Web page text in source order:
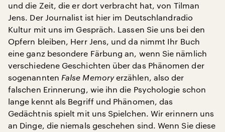
und die Zeit, die er dort verbracht hat, von Tilman
Jens. Der Journalist ist hier im Deutschlandradio
Kultur mit uns im Gespräch. Lassen Sie uns bei den
Opfern bleiben, Herr Jens, und da nimmt Ihr Buch
eine ganz besondere Färbung an, wenn Sie nämlich
verschiedene Geschichten über das Phänomen der
sogenannten False Memoryerzählen, also der
falschen Erinnerung, wie ihn die Psychologie schon
lange kennt als Begriff und Phänomen, das
Gedächtnis spielt mit uns Spielchen. Wir erinnern uns
an Dinge, die niemals geschehen sind. Wenn Sie diese